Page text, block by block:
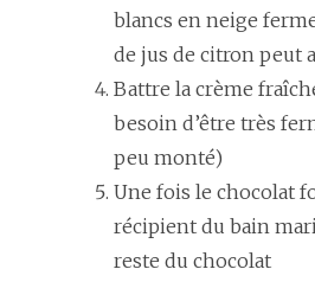
blancs en neige
de jus de citron peut
Battre la crème
besoin d’être très
peu monté)
Une fois le chocolat
récipient du bain
reste du chocolat